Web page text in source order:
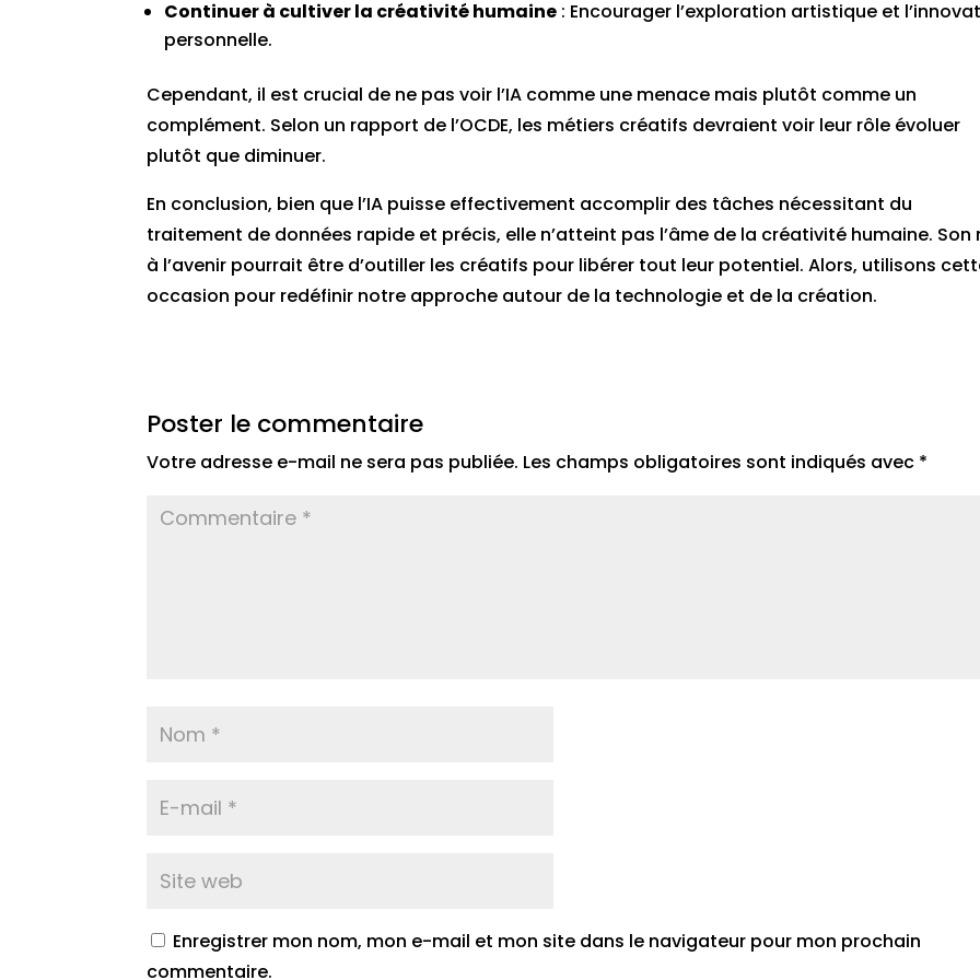
Continuer à cultiver la créativité humaine : Encourager l’exploration artistique et
personnelle.
Cependant, il est crucial de ne pas voir l’IA comme une menace mais plutôt comme un
complément. Selon un rapport de l’OCDE, les métiers créatifs devraient voir leur rôle évoluer
plutôt que diminuer.
En conclusion, bien que l’IA puisse effectivement accomplir des tâches nécessitant du
traitement de données rapide et précis, elle n’atteint pas l’âme de la créativité humaine. Son
à l’avenir pourrait être d’outiller les créatifs pour libérer tout leur potentiel. Alors, utilisons
occasion pour redéfinir notre approche autour de la technologie et de la création.
Poster le commentaire
Votre adresse e-mail ne sera pas publiée. Les champs obligatoires sont indiqués avec *
Enregistrer mon nom, mon e-mail et mon site dans le navigateur pour mon prochain
commentaire.